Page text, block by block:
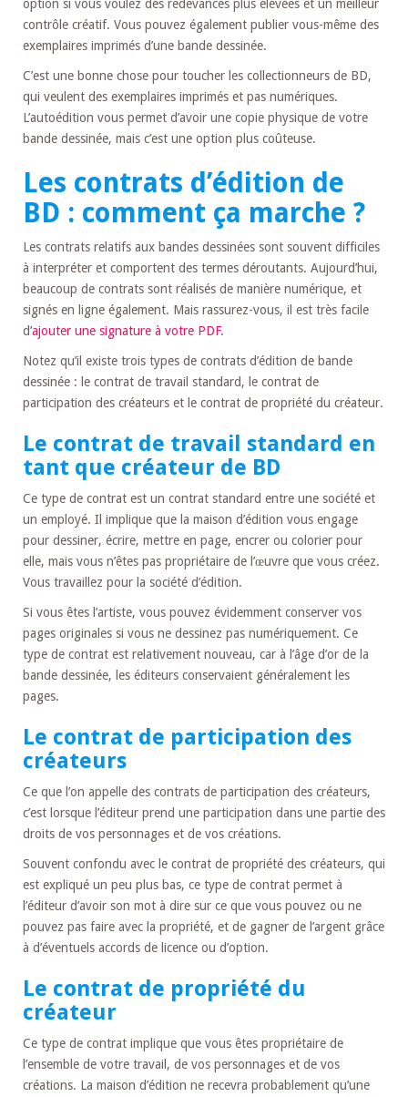
option si vous voulez des redevances plus élevées et un meilleur
contrôle créatif. Vous pouvez également publier vous-même des
exemplaires imprimés d’une bande dessinée.
C’est une bonne chose pour toucher les collectionneurs de BD,
qui veulent des exemplaires imprimés et pas numériques.
L’autoédition vous permet d’avoir une copie physique de votre
bande dessinée, mais c’est une option plus coûteuse.
Les contrats d’édition de
BD : comment ça marche ?
Les contrats relatifs aux bandes dessinées sont souvent difficiles
à interpréter et comportent des termes déroutants. Aujourd’hui,
beaucoup de contrats sont réalisés de manière numérique, et
signés en ligne également. Mais rassurez-vous, il est très facile
d’ajouter une signature à votre PDF.
Notez qu’il existe trois types de contrats d’édition de bande
dessinée : le contrat de travail standard, le contrat de
participation des créateurs et le contrat de propriété du créateur.
Le contrat de travail standard en
tant que créateur de BD
Ce type de contrat est un contrat standard entre une société et
un employé. Il implique que la maison d’édition vous engage
pour dessiner, écrire, mettre en page, encrer ou colorier pour
elle, mais vous n’êtes pas propriétaire de l’œuvre que vous créez.
Vous travaillez pour la société d’édition.
Si vous êtes l’artiste, vous pouvez évidemment conserver vos
pages originales si vous ne dessinez pas numériquement. Ce
type de contrat est relativement nouveau, car à l’âge d’or de la
bande dessinée, les éditeurs conservaient généralement les
pages.
Le contrat de participation des
créateurs
Ce que l’on appelle des contrats de participation des créateurs,
c’est lorsque l’éditeur prend une participation dans une partie des
droits de vos personnages et de vos créations.
Souvent confondu avec le contrat de propriété des créateurs, qui
est expliqué un peu plus bas, ce type de contrat permet à
l’éditeur d’avoir son mot à dire sur ce que vous pouvez ou ne
pouvez pas faire avec la propriété, et de gagner de l’argent grâce
à d’éventuels accords de licence ou d’option.
Le contrat de propriété du
créateur
Ce type de contrat implique que vous êtes propriétaire de
l’ensemble de votre travail, de vos personnages et de vos
créations. La maison d’édition ne recevra probablement qu’une